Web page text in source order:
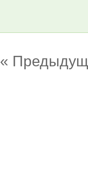
«